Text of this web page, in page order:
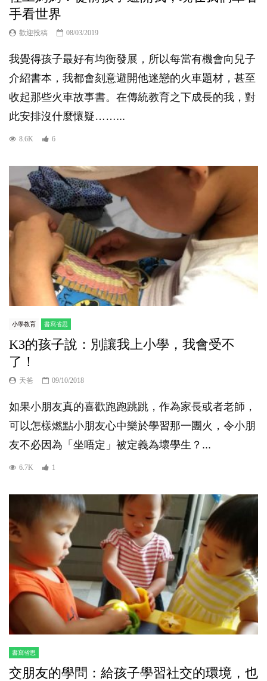
手看世界
歡迎投稿 08/03/2019
我覺得孩子最好有均衡發展，所以每當有機會向兒子
介紹書本，我都會刻意避開他迷戀的火車題材，甚至
收起那些火車故事書。在傳統教育之下成長的我，對
此安排沒什麼懷疑……...
8.6K 6
小學教育 書寫省思
K3的孩子說：別讓我上小學，我會受不
了！
天爸 09/10/2018
如果小朋友真的喜歡跑跑跳跳，作為家長或者老師，
可以怎樣燃點小朋友心中樂於學習那一團火，令小朋
友不必因為「坐唔定」被定義為壞學生？...
6.7K 1
書寫省思
交朋友的學問：給孩子學習社交的環境，也